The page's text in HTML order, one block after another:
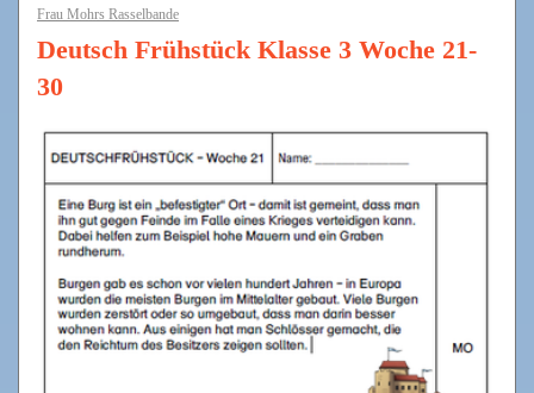
Frau Mohrs Rasselbande
Deutsch Frühstück Klasse 3 Woche 21-
30